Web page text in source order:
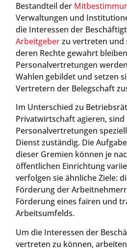
Bestandteil der
Verwaltungen und
die Interessen der
Arbeitgeberzu vertreten und
deren Rechte gewahrt
Personalvertretungen
Wahlen gebildet und setzen
Vertretern der Belegschaft
Im Unterschied zu
Privatwirtschaft agieren, sind
Personalvertretungen
Dienst zuständig. Die
dieser Gremien können je
öffentlichen Einrichtung
verfolgen sie ähnliche Ziele:
Förderung der
Förderung eines fairen und
Arbeitsumfelds.
Um die Interessen der
vertreten zu können, arbeiten